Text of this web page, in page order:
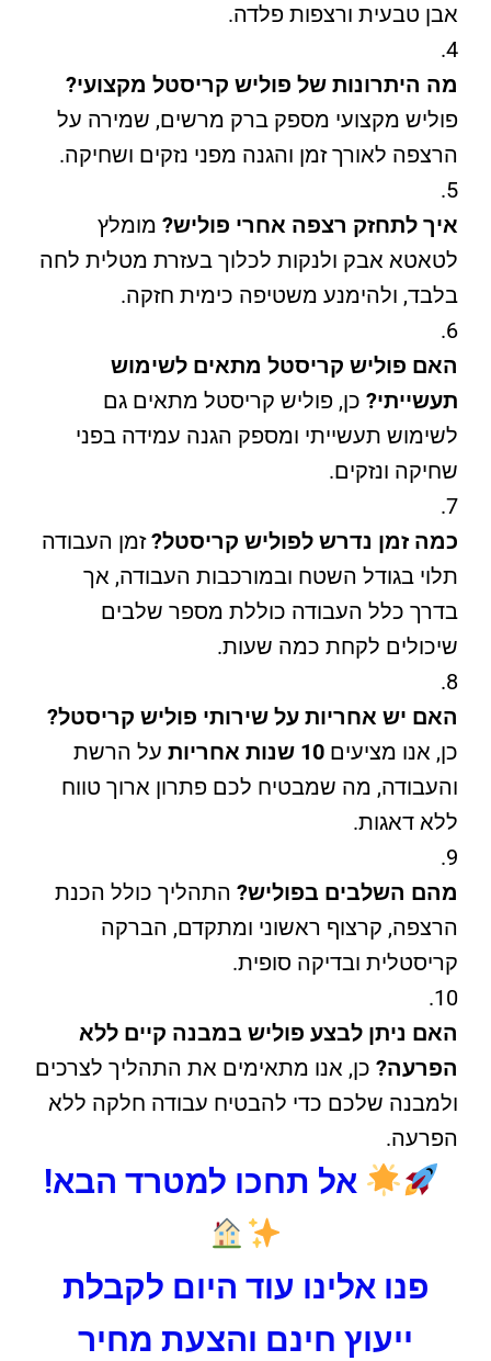
אבן טבעית ורצפות פלדה.
מה היתרונות של פוליש קריסטל מקצועי?
פוליש מקצועי מספק ברק מרשים, שמירה על
הרצפה לאורך זמן והגנה מפני נזקים ושחיקה.
איך לתחזק רצפה אחרי פוליש? מומלץ
לטאטא אבק ולנקות לכלוך בעזרת מטלית לחה
בלבד, ולהימנע משטיפה כימית חזקה.
האם פוליש קריסטל מתאים לשימוש
תעשייתי? כן, פוליש קריסטל מתאים גם
לשימוש תעשייתי ומספק הגנה עמידה בפני
שחיקה ונזקים.
כמה זמן נדרש לפוליש קריסטל?זמן העבודה
תלוי בגודל השטח ובמורכבות העבודה, אך
בדרך כלל העבודה כוללת מספר שלבים
שיכולים לקחת כמה שעות.
האם יש אחריות על שירותי פוליש קריסטל?
כן, אנו מציעים 10 שנות אחריות
על הרשת
והעבודה, מה שמבטיח לכם פתרון ארוך טווח
ללא דאגות.
מהם השלבים בפוליש? התהליך כולל הכנת
הרצפה, קרצוף ראשוני ומתקדם, הברקה
קריסטלית ובדיקה סופית.
האם ניתן לבצע פוליש במבנה קיים ללא
הפרעה? כן, אנו מתאימים את התהליך לצרכים
ולמבנה שלכם כדי להבטיח עבודה חלקה ללא
הפרעה.
אל תחכו למטרד הבא!
פנו אלינו עוד היום לקבלת
ייעוץ חינם והצעת מחיר